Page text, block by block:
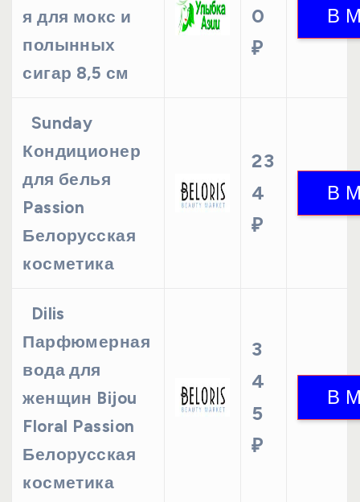
я для мокс и
полынных
сигар 8,5 см
0
₽
Sunday
Кондиционер
для белья
Passion
Белорусская
косметика
23
4
₽
Dilis
Парфюмерная
вода для
женщин Bijou
Floral Passion
Белорусская
косметика
3
4
5
₽